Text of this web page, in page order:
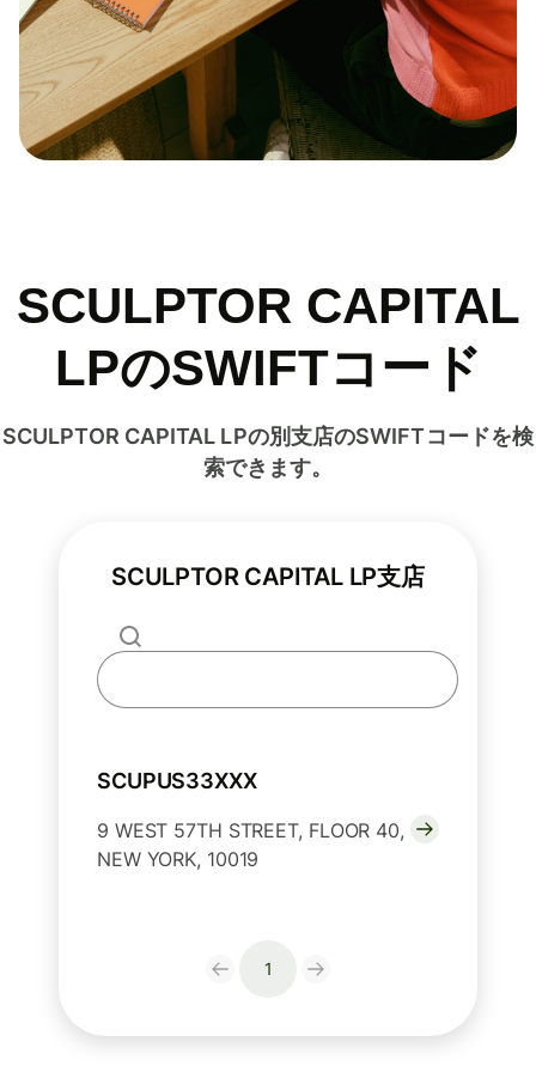
SCULPTOR CAPITAL
LPのSWIFTコード
SCULPTOR CAPITAL LPの別支店のSWIFTコードを検
索できます。
SCULPTOR CAPITAL LP支店
SCUPUS33XXX
9 WEST 57TH STREET, FLOOR 40,
NEW YORK, 10019
1